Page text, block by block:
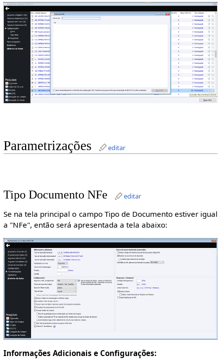
Parametrizações editar
Tipo Documento NFe editar
Se na tela principal o campo Tipo de Documento estiver igual
a "NFe", então será apresentada a tela abaixo:
Informações Adicionais e Configurações: